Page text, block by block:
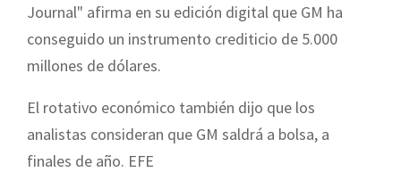
Journal" afirma en su edición digital que GM ha
conseguido un instrumento crediticio de 5.000
millones de dólares.
El rotativo económico también dijo que los
analistas consideran que GM saldrá a bolsa, a
finales de año. EFE